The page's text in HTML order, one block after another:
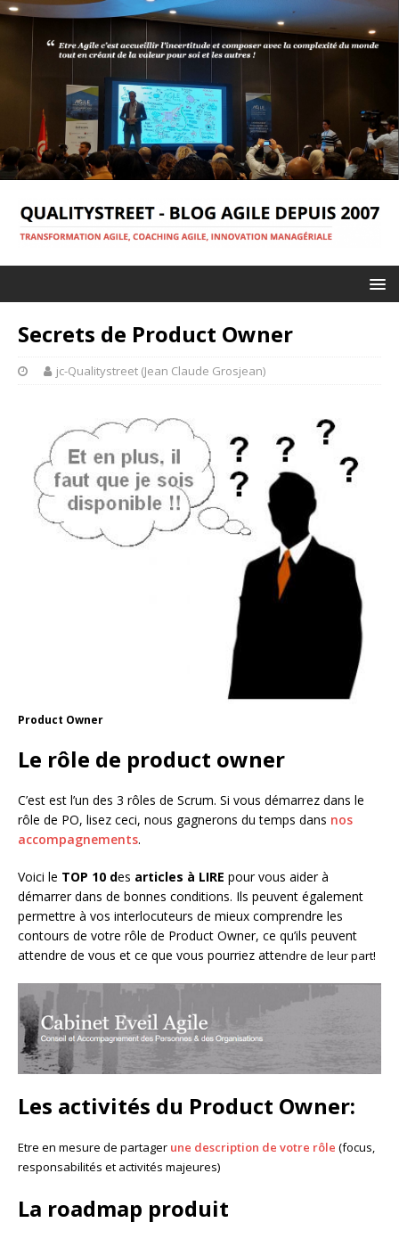
Secrets de Product Owner
jc-Qualitystreet (Jean Claude Grosjean)
Product Owner
Le rôle de product owner
C’est est l’un des 3 rôles de Scrum. Si vous démarrez dans le
rôle de PO, lisez ceci, nous gagnerons du temps dans nos
accompagnements.
Voici le TOP 10 des articles à LIRE pour vous aider à
démarrer dans de bonnes conditions. Ils peuvent également
permettre à vos interlocuteurs de mieux comprendre les
contours de votre rôle de Product Owner, ce qu’ils peuvent
attendre de vous et ce que vous pourriez attendre de leur part!
Les activités du Product Owner:
Etre en mesure de partager une description de votre rôle (focus,
responsabilités et activités majeures)
La roadmap produit